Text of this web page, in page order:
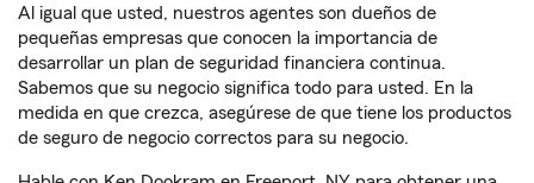
Al igual que usted, nuestros agentes son dueños de
pequeñas empresas que conocen la importancia de
desarrollar un plan de seguridad financiera continua.
Sabemos que su negocio significa todo para usted. En la
medida en que crezca, asegúrese de que tiene los productos
de seguro de negocio correctos para su negocio.